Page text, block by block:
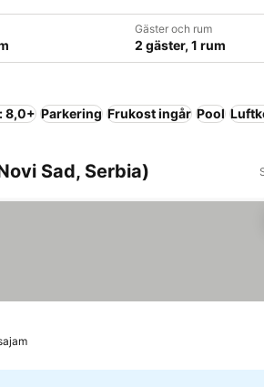
Gäster och rum
2 gäster, 1 rum
8,0+ Parkering Frukost ingår Pool
Sad, Serbia)